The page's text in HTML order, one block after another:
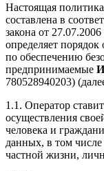
Настоящая
составлена в
закона от
определяет
по обеспечению
предпринимаемые
780528940203)
1.1. Оператор
осуществления
человека и
данных, в том
частной жизни,